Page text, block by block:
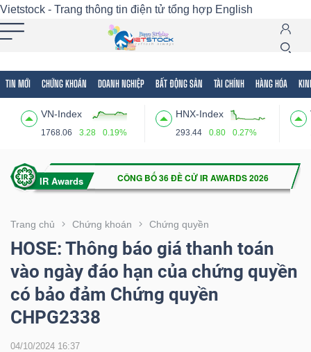
Vietstock - Trang thông tin điện tử tổng hợp English
TIN MỚI CHỨNG KHOÁN DOANH NGHIỆP BẤT ĐỘNG SẢN TÀI CHÍNH HÀNG HÓA
VN-Index
1768.06 3.28 0.19%
HNX-Index
293.44 0.80 0.27%
Trang chủ Chứng khoán Chứng quyền
HOSE: Thông báo giá thanh toán
vào ngày đáo hạn của chứng quyền
có bảo đảm Chứng quyền
CHPG2338
04/10/2024 16:37
Tất cả Tính năng Ngành Mã chứng khoán
Tính
(-)
VIETSTOCK
CHỨNG
KHOÁN